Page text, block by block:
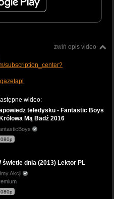
zwiń opis video
subscription_center?
wideo:
teledysku - Fantastic Boys
Mą Badź 2016
świetle dnia (2013) Lektor PL
Akcji